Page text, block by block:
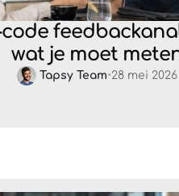
code
wat je moet
Tapsy Team•28 mei 2026